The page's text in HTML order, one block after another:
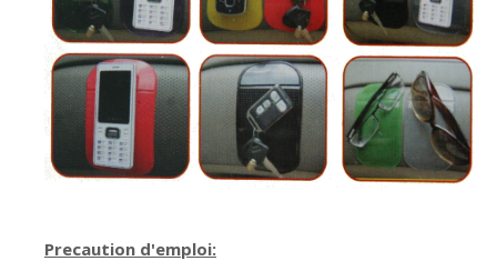
Precaution d'emploi: